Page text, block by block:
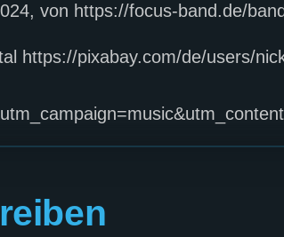
von https://focus-band.de/
https://pixabay.com/de/users/